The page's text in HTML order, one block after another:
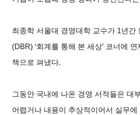
최종학 서울대 경영대학 교수가 1년간
(DBR) ‘회계를 통해 본 세상’ 코너에
책으로 펴냈다.
그동안 국내에 나온 경영 서적들은 대
어렵거나 내용이 추상적이어서 실무